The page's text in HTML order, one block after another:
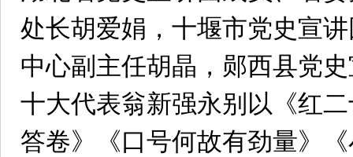
处长胡爱娟，十堰市党史宣
中心副主任胡晶，郧西县党
十大代表翁新强永别以《红
答卷》《口号何故有劲量》